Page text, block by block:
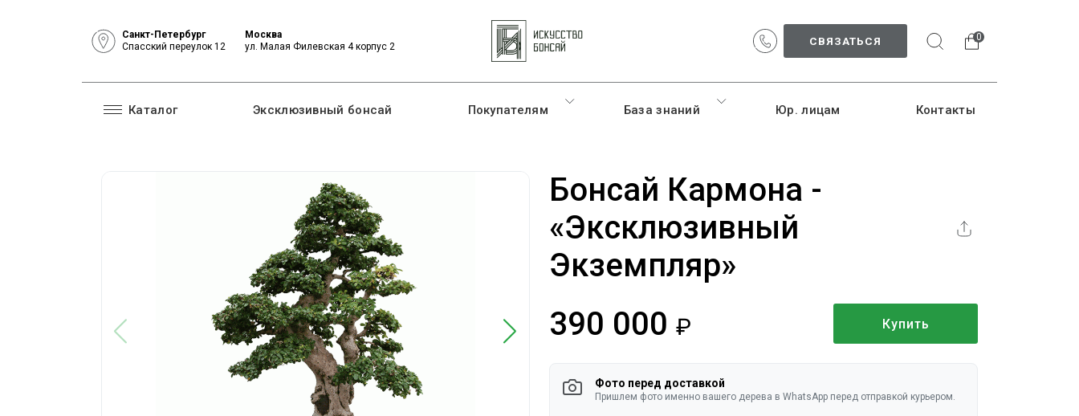
Санкт-Петербург
Спасский переулок 12
Москва
ул. Малая Филевская 4 корпус 2
СВЯЗАТЬСЯ 0
Каталог Эксклюзивный бонсай Покупателям База знаний Юр. лицам Контакты
Бонсай Кармона -
«Эксклюзивный
Экземпляр»
390 000
Купить
Фото перед доставкой
Пришлем фото именно вашего дерева в WhatsApp перед отправкой курьером.